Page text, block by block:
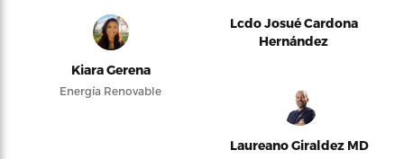
Kiara Gerena
Energía Renovable
Lcdo Josué Cardona
Hernández
Laureano Giraldez MD